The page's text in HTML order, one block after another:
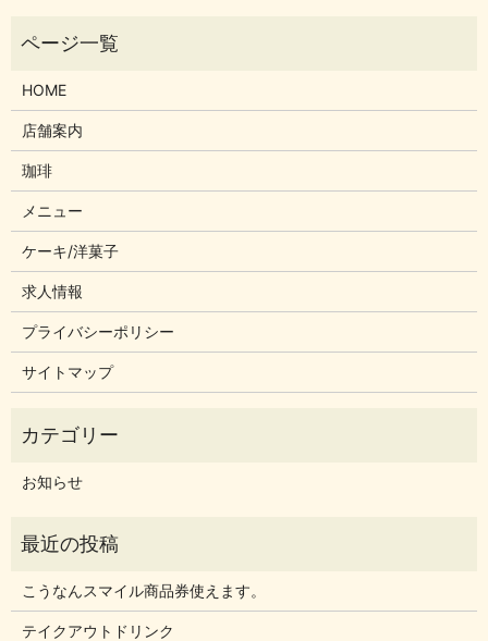
HOME
店舗案内
珈琲
メニュー
ケーキ/洋菓子
求人情報
プライバシーポリシー
サイトマップ
お知らせ
こうなんスマイル商品券使えます。
テイクアウトドリンク